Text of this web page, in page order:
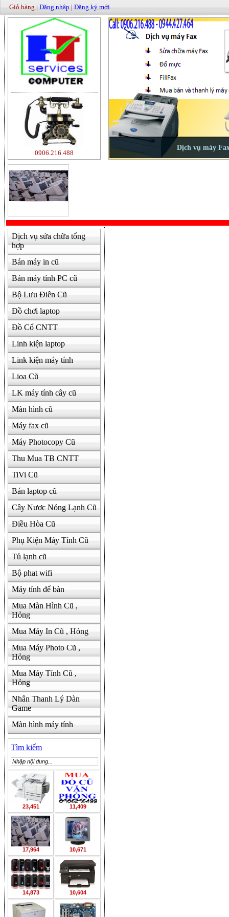
Giỏ hàng | Đăng nhập | Đăng ký mới
0906.216.488
Dịch vụ sửa chữa tổng
hợp
Bán máy in cũ
Bán máy tính PC cũ
Bộ Lưu Điên Cũ
Đồ chơi laptop
Đồ Cổ CNTT
Linh kiện laptop
Link kiện máy tính
Lioa Cũ
LK máy tính cây cũ
Màn hình cũ
Máy fax cũ
Máy Photocopy Cũ
Thu Mua TB CNTT
TiVi Cũ
Bán laptop cũ
Cây Nươc Nóng Lạnh Cũ
Điều Hòa Cũ
Phụ Kiện Máy Tính Cũ
Tủ lạnh cũ
Bộ phat wifi
Máy tính để bàn
Mua Màn Hình Cũ ,
Hỏng
Mua Máy In Cũ , Hỏng
Mua Máy Photo Cũ ,
Hỏng
Mua Máy Tính Cũ ,
Hỏng
Nhân Thanh Lý Dàn
Game
Màn hình máy tính
Tìm kiếm
23,451 11,409
17,964 10,671
14,873 10,604